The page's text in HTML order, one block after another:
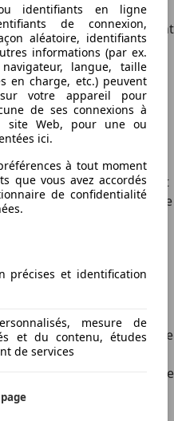
identifiants en ligne
de connexion,
aléatoire, identifiants
informations (par ex.
langue, taille
en charge, etc.) peuvent
votre appareil pour
de ses connexions à
site Web, pour une ou
ici.
à tout moment
que vous avez accordés
de confidentialité
précises et identification
mesure de
et du contenu, études
de services
l’indispensable roue de
en particulier avant
nettoyer et préparer le
le pneu à la pression
rouler temporairement
de perte de pression.
pneus à roulage peuvent
à 100 km à vitesse réduite
ainsi le temps de
ou un
après une réparation
dépend du type de
utilisée. Une
réalisée sur la bande
pneu de parcourir
à condition que
normes.
une réparation